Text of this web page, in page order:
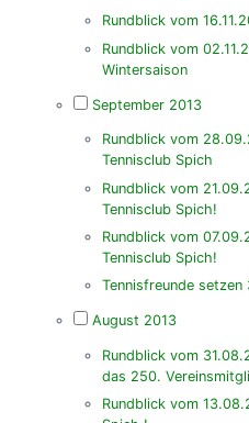
Rundblick vom
Rundblick vom
Wintersaison
September 2013
Rundblick vom
Tennisclub Spich
Rundblick vom
Tennisclub Spich!
Rundblick vom
Tennisclub Spich!
Tennisfreunde
August 2013
Rundblick vom
das 250.
Rundblick vom